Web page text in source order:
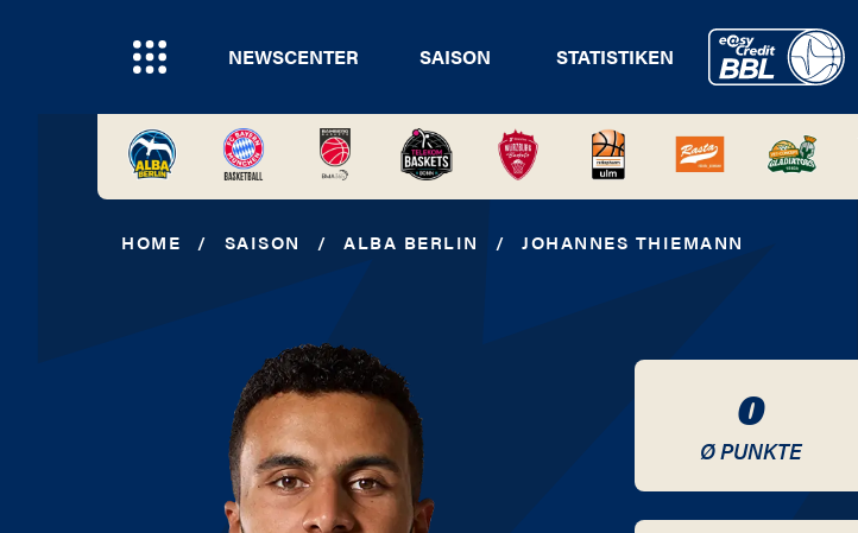
NEWSCENTER SAISON STATISTIKEN
HOME / SAISON / ALBA BERLIN / JOHANNES THIEMANN
0
Ø PUNKTE